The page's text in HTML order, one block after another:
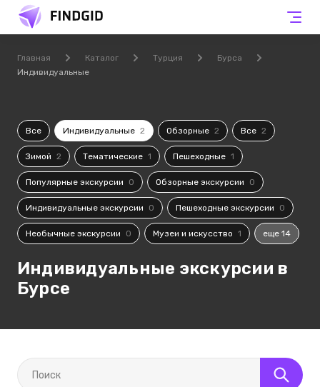
Главная Каталог Турция
Бурса
Индивидуальные
Все Индивидуальные 2 Обзорные 2 Все 2
Зимой 2 Тематические 1 Пешеходные 1
Популярные экскурсии 0 Обзорные экскурсии 0
Индивидуальные экскурсии 0 Пешеходные экскурсии 0
Необычные экскурсии 0 Музеи и искусство 1 еще 14
Индивидуальные экскурсии в
Бурсе